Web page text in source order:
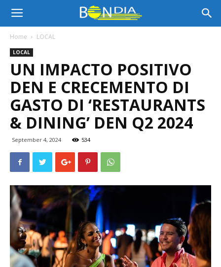
Bon
Dia
Aruba
Aruba
Home LOCAL
LOCAL
UN IMPACTO POSITIVO
DEN E CRECEMENTO DI
GASTO DI ‘RESTAURANTS
& DINING’ DEN Q2 2024
September 4, 2024 534